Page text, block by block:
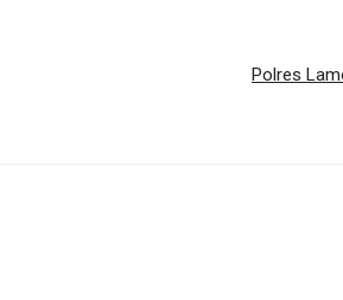
Polres